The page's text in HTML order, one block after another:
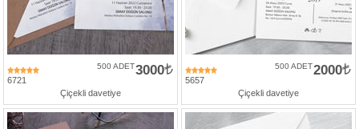
6721
3000
500 ADET
Çiçekli davetiye
5657
2000
500 ADET
Çiçekli davetiye